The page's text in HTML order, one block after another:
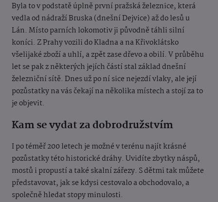
Byla to v podstatě úplně první pražská železnice, která
vedla od nádraží Bruska (dnešní Dejvice) až do lesů u
Lán. Místo parních lokomotiv ji původně táhli silní
koníci. Z Prahy vozili do Kladna a na Křivoklátsko
všelijaké zboží a uhlí, a zpět zase dřevo a obilí. V průběhu
let se pak z některých jejích částí stal základ dnešní
železniční sítě. Dnes už po ní sice nejezdí vlaky, ale její
pozůstatky na vás čekají na několika místech a stojí za to
je objevit.
Kam se vydat za dobrodružstvím
I po téměř 200 letech je možné v terénu najít krásné
pozůstatky této historické dráhy. Uvidíte zbytky náspů,
mostů i propustí a také skalní zářezy. S dětmi tak můžete
představovat, jak se kdysi cestovalo a obchodovalo, a
společně hledat stopy minulosti.